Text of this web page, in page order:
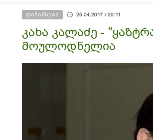
ფინანსები 25.04.2017 / 20:11
კახა კალაძე -
მოულოდნელია